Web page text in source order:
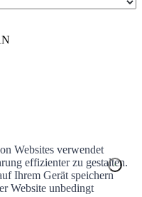
Websites verwendet
effizienter zu gestalten.
Ihrem Gerät speichern
Website unbedingt